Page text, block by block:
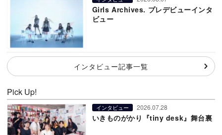
Girls Archives. プレデビューインタ
ビュー
インタビュー記事一覧
Pick Up!
インタビュー 2026.07.28
いきものがかり『tiny desk』舞台裏